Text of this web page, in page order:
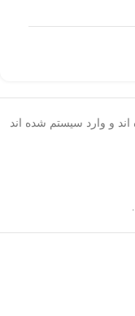
و وارد سیستم شده اند